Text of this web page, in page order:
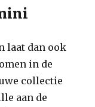
laat dan ook
in de
collectie
aan de